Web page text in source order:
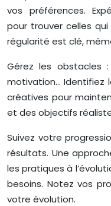
vos préférences.
pour trouver celles
régularité est clé,
Gérez les obstacles
motivation… Identifiez
créatives pour
et des objectifs
Suivez votre
résultats. Une
les pratiques à
besoins. Notez vos
votre évolution.